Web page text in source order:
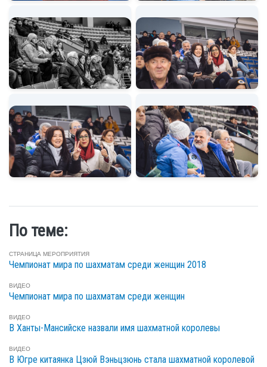
По теме:
СТРАНИЦА МЕРОПРИЯТИЯ
Чемпионат мира по шахматам среди женщин 2018
ВИДЕО
Чемпионат мира по шахматам среди женщин
ВИДЕО
В Ханты-Мансийске назвали имя шахматной королевы
ВИДЕО
В Югре китаянка Цзюй Вэньцзюнь стала шахматной королевой